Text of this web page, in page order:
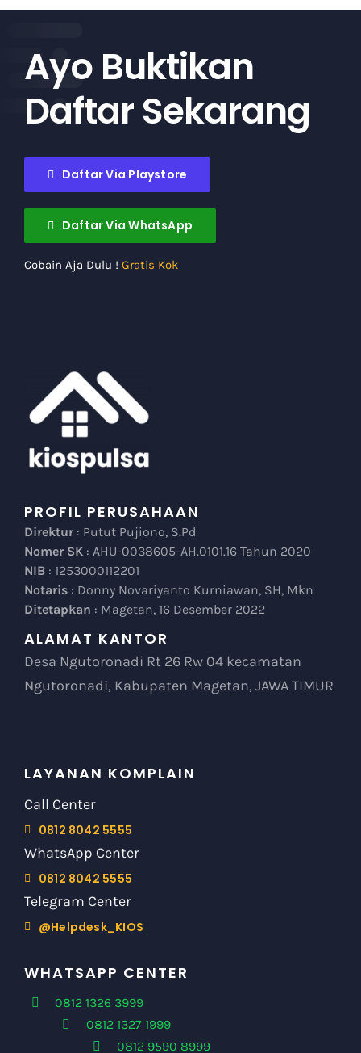
Ayo Buktikan
Daftar Sekarang
Daftar Via WhatsApp
Cobain Aja Dulu !Gratis Kok
PROFIL PERUSAHAAN
Nomer SK
: AHU-0038605-AH.0101.16 Tahun 2020
NIB: 1253000112201
Notaris : Donny Novariyanto Kurniawan, SH, Mkn
Ditetapkan: Magetan, 16 Desember 2022
ALAMAT KANTOR
Desa Ngutoronadi Rt 26 Rw 04 kecamatan
Ngutoronadi, Kabupaten Magetan, JAWA TIMUR
WhatsApp Center
0812 8042 5555
Telegram Center
@Helpdesk_KIOS
WHATSAPP CENTER
0812 9590 8999
0812 9703 7999
0812 9893 2999